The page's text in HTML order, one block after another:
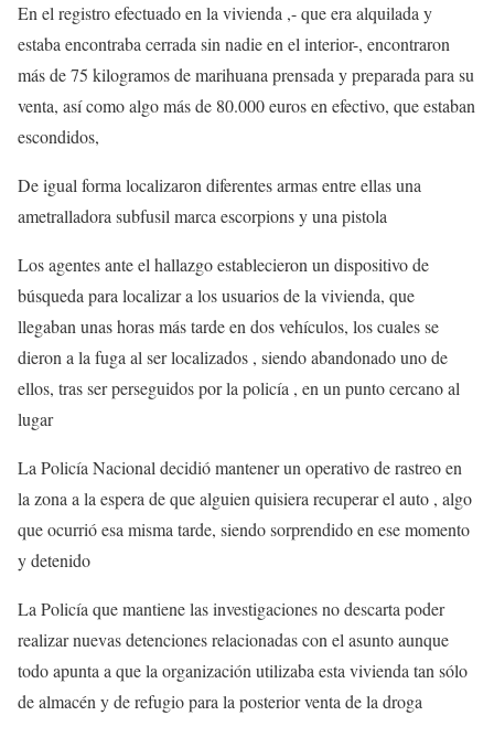
En el registro efectuado en la vivienda ,- que era alquilada y
estaba encontraba cerrada sin nadie en el interior-, encontraron
más de 75 kilogramos de marihuana prensada y preparada para su
venta, así como algo más de 80.000 euros en efectivo, que estaban
escondidos,
De igual forma localizaron diferentes armas entre ellas una
ametralladora subfusil marca escorpions y una pistola
Los agentes ante el hallazgo establecieron un dispositivo de
búsqueda para localizar a los usuarios de la vivienda, que
llegaban unas horas más tarde en dos vehículos, los cuales se
dieron a la fuga al ser localizados , siendo abandonado uno de
ellos, tras ser perseguidos por la policía , en un punto cercano al
lugar
La Policía Nacional decidió mantener un operativo de rastreo en
la zona a la espera de que alguien quisiera recuperar el auto , algo
que ocurrió esa misma tarde, siendo sorprendido en ese momento
y detenido
La Policía que mantiene las investigaciones no descarta poder
realizar nuevas detenciones relacionadas con el asunto aunque
todo apunta a que la organización utilizaba esta vivienda tan sólo
de almacén y de refugio para la posterior venta de la droga